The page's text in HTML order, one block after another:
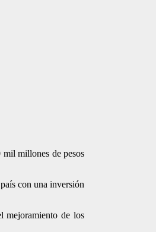
mil millones de pesos
con una inversión
mejoramiento de los